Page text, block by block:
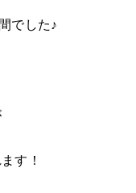
でした♪
す！